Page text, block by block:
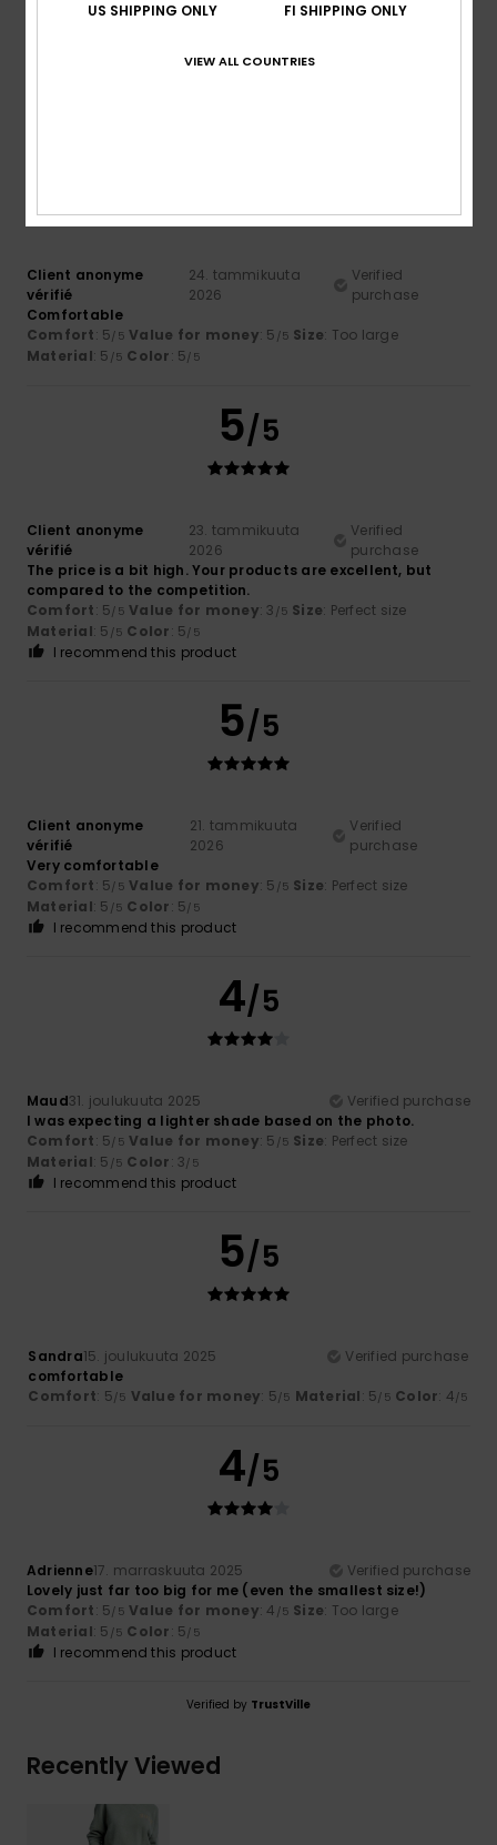
Client anonyme
26. tammikuuta
Verified
modern and comfortable design
Client anonyme
vérifié
24. tammikuuta
2026
Verified
purchase
Comfortable
Comfort: 5/5 Value for money: 5 /5 Size: Too large
Material: 5 /5 Color: 5/5
5/5
Client anonyme
vérifié
23. tammikuuta
2026
Verified
purchase
The price is a bit high. Your products are excellent, but
compared to the competition.
Comfort: 5/5 Value for money: 3 /5 Size: Perfect size
Material: 5 /5 Color: 5/5
I recommend this product
5/5
Client anonyme
vérifié
21. tammikuuta
2026
Verified
purchase
Very comfortable
Comfort: 5/5 Value for money: 5 /5 Size: Perfect size
Material: 5 /5 Color: 5/5
I recommend this product
4/5
Maud31. joulukuuta 2025
Verified purchase
I was expecting a lighter shade based on the photo.
Comfort: 5/5 Value for money: 5 /5 Size: Perfect size
Material: 5 /5 Color: 3/5
I recommend this product
5/5
Sandra15. joulukuuta 2025
Verified purchase
comfortable
Comfort: 5/5 Value for money: 5/5 Material: 5/5 Color: 4/5
4/5
Adrienne17. marraskuuta 2025
Verified purchase
Lovely just far too big for me (even the smallest size!)
Comfort: 5/5 Value for money: 4 /5 Size: Too large
Material: 5 /5 Color: 5/5
I recommend this product
Verified by TrustVille
Recently Viewed
US SHIPPING ONLY FI SHIPPING ONLY
VIEW ALL COUNTRIES